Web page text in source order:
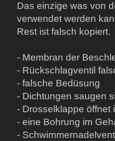
Das einzige was von
verwendet werden
Rest ist falsch kopiert.
- Membran der
- Rückschlagventil
- falsche Bedüsung
- Dichtungen saugen
- Drosselklappe öffnet
- eine Bohrung im
-